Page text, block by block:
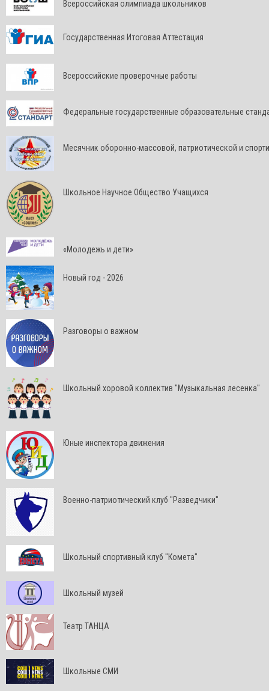
Всероссийская олимпиада школьников
Государственная Итоговая Аттестация
Всероссийские проверочные работы
Федеральные государственные образовательные
Месячник оборонно-массовой, патриотической и
Школьное Научное Общество Учащихся
«Молодежь и дети»
Новый год - 2026
Разговоры о важном
Школьный хоровой коллектив "Музыкальная лесенка"
Юные инспектора движения
Военно-патриотический клуб "Разведчики"
Школьный спортивный клуб "Комета"
Школьный музей
Театр ТАНЦА
Школьные СМИ